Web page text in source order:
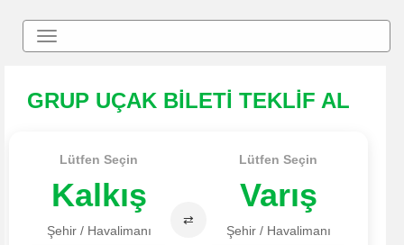
GRUP UÇAK BİLETİ TEKLİF AL
Lütfen Seçin
Kalkış
Şehir / Havalimanı
⇄
Lütfen Seçin
Varış
Şehir / Havalimanı